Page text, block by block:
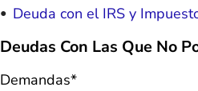
Deuda con el IRS y
Deudas Con Las Que No
Demandas*